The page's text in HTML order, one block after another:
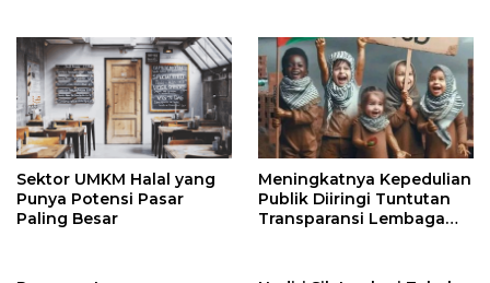
Sektor UMKM Halal yang
Punya Potensi Pasar
Paling Besar
Meningkatnya Kepedulian
Publik Diiringi Tuntutan
Transparansi Lembaga